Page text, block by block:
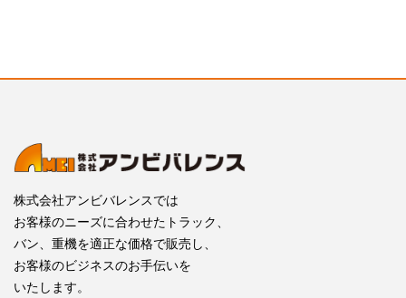
株式会社アンビバレンスでは
お客様のニーズに合わせたトラック、
バン、重機を適正な価格で販売し、
お客様のビジネスのお手伝いを
いたします。